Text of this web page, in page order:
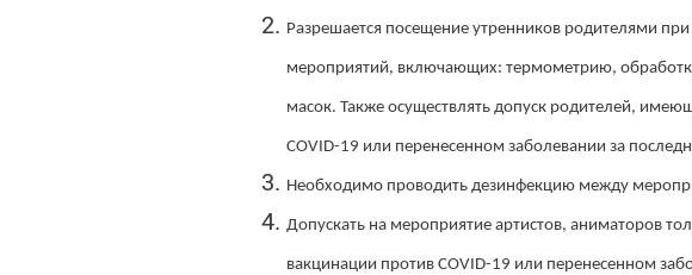
Разрешается посещение утренников родителями
мероприятий, включающих: термометрию,
масок. Также осуществлять допуск родителей,
COVID-19 или перенесенном заболевании за
Необходимо проводить дезинфекцию между
Допускать на мероприятие артистов, аниматоров
вакцинации против COVID-19 или перенесенном